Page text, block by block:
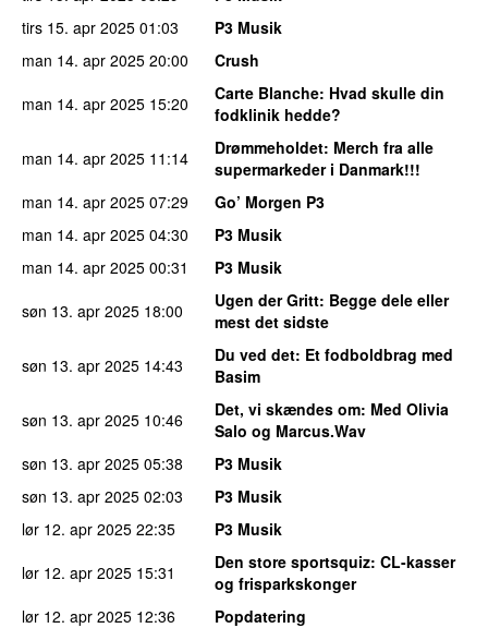
tirs 15. apr 2025 01:03
P3 Musik
man 14. apr 2025 20:00
Crush
man 14. apr 2025 15:20 Carte Blanche: Hvad skulle din
fodklinik hedde?
man 14. apr 2025 11:14 Drømmeholdet: Merch fra alle
supermarkeder i Danmark!!!
man 14. apr 2025 07:29
Go’ Morgen P3
man 14. apr 2025 04:30
P3 Musik
man 14. apr 2025 00:31
P3 Musik
søn 13. apr 2025 18:00 Ugen der Gritt: Begge dele eller
mest det sidste
søn 13. apr 2025 14:43 Du ved det: Et fodboldbrag med
Basim
søn 13. apr 2025 10:46 Det, vi skændes om: Med Olivia
Salo og Marcus.Wav
søn 13. apr 2025 05:38
P3 Musik
søn 13. apr 2025 02:03
P3 Musik
lør 12. apr 2025 22:35
P3 Musik
lør 12. apr 2025 15:31 Den store sportsquiz: CL-kasser
og frisparkskonger
lør 12. apr 2025 12:36
Popdatering